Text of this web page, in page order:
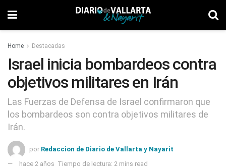
Home Destacadas
Israel inicia bombardeos contra
objetivos militares en Irán
Las Fuerzas de Defensa de Israel confirmaron que
los bombardeos son contra objetivos militares de
Irán.
por Redaccion de Diario de Vallarta y Nayarit
hace 2 años Tiempo de lectura: 2 mins read